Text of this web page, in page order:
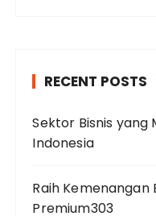
RECENT POSTS
Sektor Bisnis yang
Indonesia
Raih
Premium303